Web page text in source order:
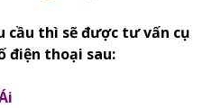
cầu thì sẽ được tư vấn cụ
điện thoại sau: